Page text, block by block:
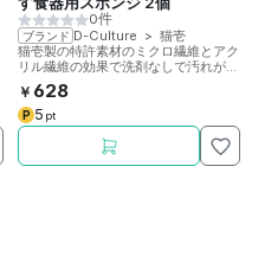
0件
ブランド D-Culture > 猫壱
猫壱製の特許素材のミクロ繊維とアク
リル繊維の効果で洗剤なしで汚れが落
とせるスポンジです。2個。
￥ 628
P 5 pt